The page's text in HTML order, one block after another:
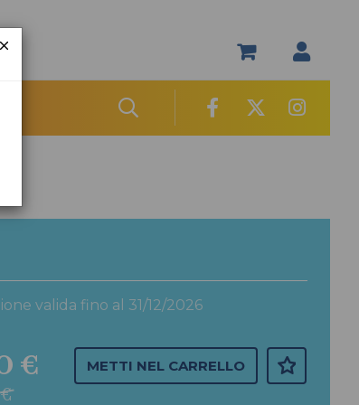
valida fino al 31/12/2026
€ METTI NEL CARRELLO